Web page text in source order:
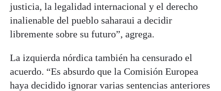
justicia, la legalidad internacional y el derecho
inalienable del pueblo saharaui a decidir
libremente sobre su futuro”, agrega.
La izquierda nórdica también ha censurado el
acuerdo. “Es absurdo que la Comisión Europea
haya decidido ignorar varias sentencias anteriores